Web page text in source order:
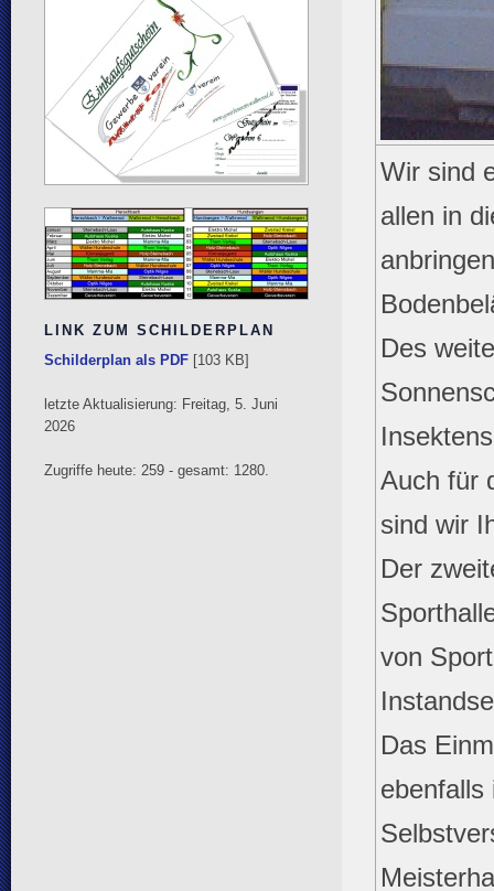
Wir sind
allen in
Des
Auch für
sind wir
Der
von
Das
ebenfalls
LINK ZUM SCHILDERPLAN
Schilderplan als PDF [103 KB]
letzte Aktualisierung: Freitag, 5. Juni
2026
Zugriffe heute: 259 - gesamt: 1280.